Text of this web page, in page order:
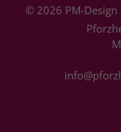
© 2026 PM-